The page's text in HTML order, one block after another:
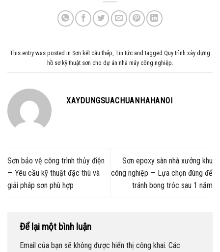
This entry was posted in Sơn kết cấu thép, Tin tức and tagged Quy trình xây dựng
hồ sơ kỹ thuật sơn cho dự án nhà máy công nghiệp.
XAYDUNGSUACHUANHAHANOI
Sơn bảo vệ công trình thủy điện
— Yêu cầu kỹ thuật đặc thù và
giải pháp sơn phù hợp
Sơn epoxy sàn nhà xưởng khu
công nghiệp — Lựa chọn đúng để
tránh bong tróc sau 1 năm
Để lại một bình luận
Email của bạn sẽ không được hiển thị công khai. Các